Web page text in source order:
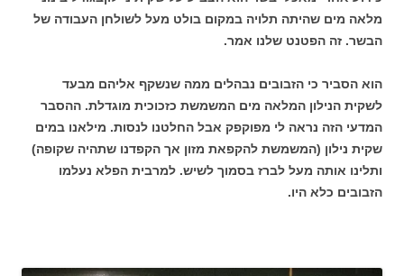
מלאה מים שהיתה תלויה במקום בולט מעל לשולחן העבודה של
הבשר. זה הפטנט שלנו אמר.
הוא הסביר כי הזבובים נבהלים ממה שנשקף אליהם מבעד
לשקית הנילון המלאה מים המשמשת כזכוכית מוגדלת. ההסבר
המדעי הזה נראה לי מפוקפק אבל החלטנו לנסות. מילאנו במים
שקית נילון (המשמשת להקפאת מזון אך הקפדנו שתהיה שקופה)
ותלינו אותה מעל לברז בסמוך לשיש. למרבית הפלא נעלמו
הזבובים כלא היו.